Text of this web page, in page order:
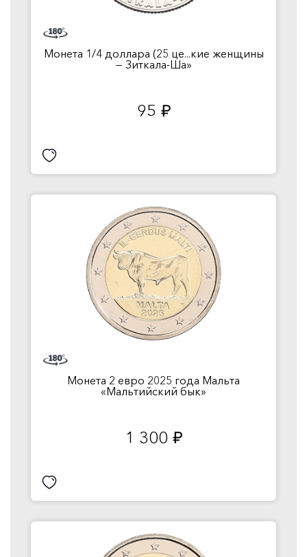
Монета 1/4 доллара (25 це...кие женщины
— Зиткала-Ша»
95 руб.
Монета 2 евро 2025 года Мальта
«Мальтийский бык»
1 300 руб.